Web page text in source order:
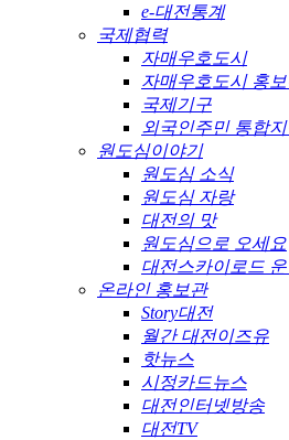
e-대전통계
국제협력
자매우호도시
자매우호도시 홍
국제기구
외국인주민 통합
원도심이야기
원도심 소식
원도심 자랑
대전의 맛
원도심으로 오세요
대전스카이로드
온라인 홍보관
Story대전
월간 대전이즈유
핫뉴스
시정카드뉴스
대전인터넷방송
대전TV